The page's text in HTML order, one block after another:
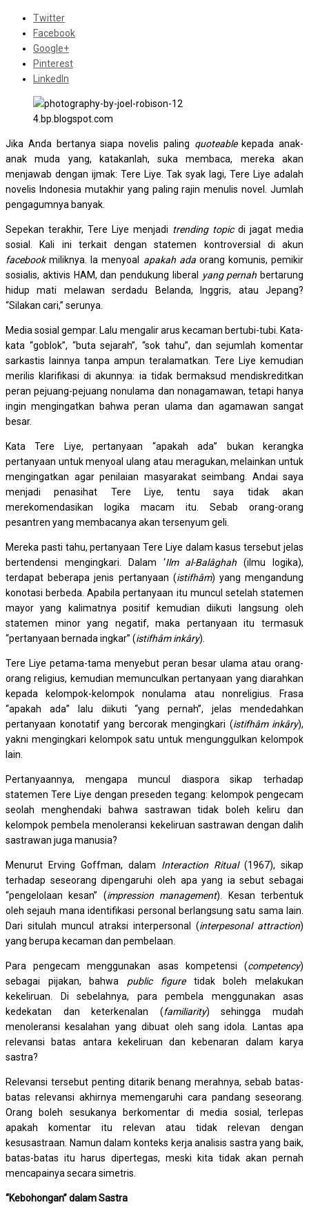
Twitter
Facebook
Google+
Pinterest
LinkedIn
4.bp.blogspot.com
Jika Anda bertanya siapa novelis paling quoteablekepada anak-
anak muda yang, katakanlah, suka membaca, mereka akan
menjawab dengan ijmak: Tere Liye. Tak syak lagi, Tere Liye adalah
novelis Indonesia mutakhir yang paling rajin menulis novel. Jumlah
pengagumnya banyak.
Sepekan terakhir, Tere Liye menjadi trending topicdi jagat media
sosial. Kali ini terkait dengan statemen kontroversial di akun
facebookmiliknya. Ia menyoal apakah adaorang komunis, pemikir
sosialis, aktivis HAM, dan pendukung liberal
yang pernah bertarung
hidup mati melawan serdadu Belanda, Inggris, atau Jepang?
“Silakan cari,” serunya.
Media sosial gempar. Lalu mengalir arus kecaman bertubi-tubi. Kata-
kata “goblok”, “buta sejarah”, “sok tahu”, dan sejumlah komentar
sarkastis lainnya tanpa ampun teralamatkan. Tere Liye kemudian
merilis klarifikasi di akunnya: ia tidak bermaksud mendiskreditkan
peran pejuang-pejuang nonulama dan nonagamawan, tetapi hanya
ingin mengingatkan bahwa peran ulama dan agamawan sangat
besar.
Kata Tere Liye, pertanyaan “apakah ada” bukan kerangka
pertanyaan untuk menyoal ulang atau meragukan, melainkan untuk
mengingatkan agar penilaian masyarakat seimbang. Andai saya
menjadi penasihat Tere Liye, tentu saya tidak akan
merekomendasikan logika macam itu. Sebab orang-orang
pesantren yang membacanya akan tersenyum geli.
Mereka pasti tahu, pertanyaan Tere Liye dalam kasus tersebut jelas
bertendensi mengingkari. Dalam ‘Ilm al-Balâghah(ilmu logika),
terdapat beberapa jenis pertanyaan (istifhâm) yang mengandung
konotasi berbeda. Apabila pertanyaan itu muncul setelah statemen
mayor yang kalimatnya positif kemudian diikuti langsung oleh
statemen minor yang negatif, maka pertanyaan itu termasuk
“pertanyaan bernada ingkar” (istifhâm inkâry).
Tere Liye petama-tama menyebut peran besar ulama atau orang-
orang religius, kemudian memunculkan pertanyaan yang diarahkan
kepada kelompok-kelompok nonulama atau nonreligius. Frasa
“apakah ada” lalu diikuti “yang pernah”, jelas mendedahkan
pertanyaan konotatif yang bercorak mengingkari (istifhâm inkâry),
yakni mengingkari kelompok satu untuk mengunggulkan kelompok
lain.
Pertanyaannya, mengapa muncul diaspora sikap terhadap
statemen Tere Liye dengan preseden tegang: kelompok pengecam
seolah menghendaki bahwa sastrawan tidak boleh keliru dan
kelompok pembela menoleransi kekeliruan sastrawan dengan dalih
sastrawan juga manusia?
Menurut Erving Goffman, dalam Interaction Ritual(1967), sikap
terhadap seseorang dipengaruhi oleh apa yang ia sebut sebagai
“pengelolaan kesan” (impression management). Kesan terbentuk
oleh sejauh mana identifikasi personal berlangsung satu sama lain.
Dari situlah muncul atraksi interpersonal (interpesonal attraction)
yang berupa kecaman dan pembelaan.
Para pengecam menggunakan asas kompetensi (competency)
sebagai pijakan, bahwa public figuretidak boleh melakukan
kekeliruan. Di sebelahnya, para pembela menggunakan asas
kedekatan dan keterkenalan (familiarity) sehingga mudah
menoleransi kesalahan yang dibuat oleh sang idola. Lantas apa
relevansi batas antara kekeliruan dan kebenaran dalam karya
sastra?
Relevansi tersebut penting ditarik benang merahnya, sebab batas-
batas relevansi akhirnya memengaruhi cara pandang seseorang.
Orang boleh sesukanya berkomentar di media sosial, terlepas
apakah komentar itu relevan atau tidak relevan dengan
kesusastraan. Namun dalam konteks kerja analisis sastra yang baik,
batas-batas itu harus dipertegas, meski kita tidak akan pernah
mencapainya secara simetris.
“Kebohongan” dalam Sastra